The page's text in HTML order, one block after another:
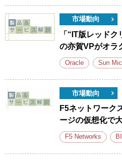
市場動向
「“IT版レッド
の亦賀VPがオラ
Oracle Sun
市場動向
F5ネットワーク
ージの仮想化で
F5 Networks